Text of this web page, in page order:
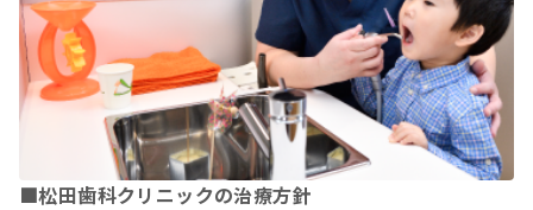
■松田歯科クリニックの治療方針